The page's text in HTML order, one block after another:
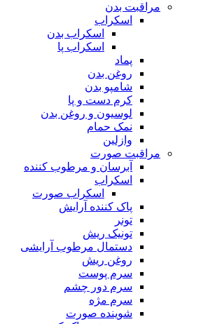
مراقبت بدن
اسکراب
اسکراب بدن
اسکراب پا
پماد
روغن بدن
شامپو بدن
کرم دست و پا
لوسیون و روغن بدن
نمک حمام
وازلین
مراقبت صورت
آبرسان و مرطوب کننده
اسکراب
اسکراب صورت
پاک کننده آرایش
تونر
تونیک ریش
دستمال مرطوب آرایشی
روغن ریش
سرم پوست
سرم دور چشم
سرم مژه
شوینده صورت